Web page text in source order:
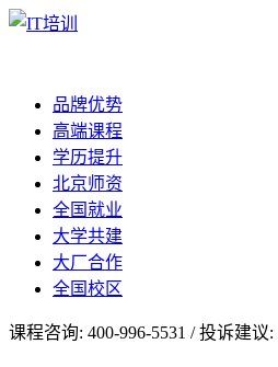
品牌优势
高端课程
学历提升
北京师资
全国就业
大学共建
大厂合作
全国校区
课程咨询: 400-996-5531 / 投诉建议: